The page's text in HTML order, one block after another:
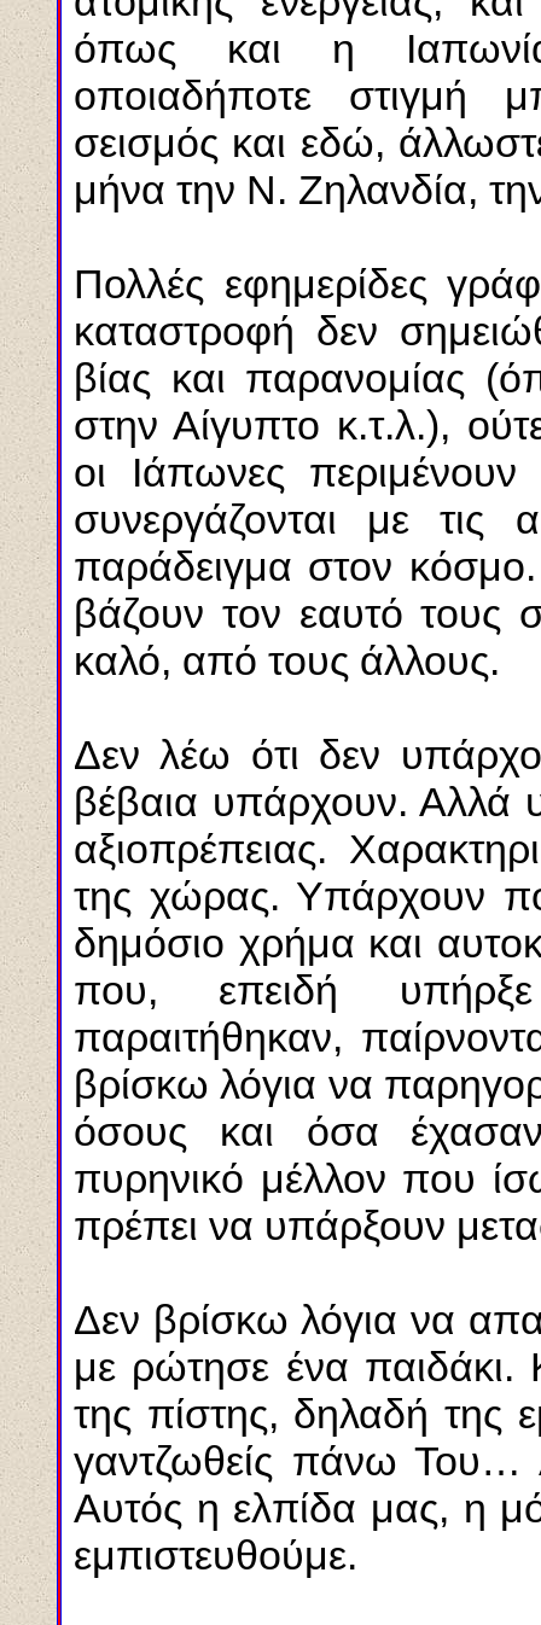
όπως και η
οποιαδήποτε στιγμή
σεισμός και εδώ,
μήνα την Ν. Ζηλανδία,
Πολλές εφημερίδες
καταστροφή δεν
βίας και παρανομίας
στην Αίγυπτο κ.τ.λ.),
οι Ιάπωνες
συνεργάζονται με τις
παράδειγμα στον κόσμο.
βάζουν τον εαυτό τους
καλό, από τους άλλους.
Δεν λέω ότι δεν
βέβαια υπάρχουν. Αλλά
αξιοπρέπειας.
της χώρας. Υπάρχουν
δημόσιο χρήμα και
που, επειδή
παραιτήθηκαν,
βρίσκω λόγια να
όσους και όσα
πυρηνικό μέλλον που
πρέπει να υπάρξουν
Δεν βρίσκω λόγια να
με ρώτησε ένα
της πίστης, δηλαδή της
γαντζωθείς πάνω Του…
Αυτός η ελπίδα μας, η
εμπιστευθούμε.